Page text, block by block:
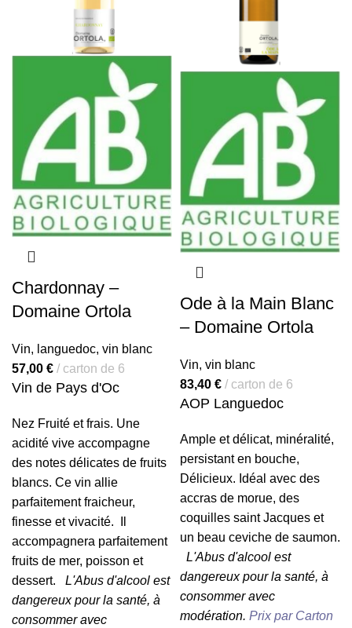
Chardonnay –
Domaine Ortola
Vin, languedoc, vin blanc
57,00 € carton de 6
Vin de Pays d'Oc
Nez Fruité et frais. Une
acidité vive accompagne
des notes délicates de fruits
blancs. Ce vin allie
parfaitement fraicheur,
finesse et vivacité.
accompagnera parfaitement
fruits de mer, poisson et
dessert.
L'Abus d'alcool est
dangereux pour la santé, à
consommer avec
Ode à la Main Blanc
– Domaine Ortola
Vin, vin blanc
83,40 € carton de 6
AOP Languedoc
Ample et délicat, minéralité,
persistant en bouche,
Délicieux. Idéal avec des
accras de morue, des
coquilles saint Jacques et
un beau ceviche de saumon.
L'Abus d'alcool est
dangereux pour la santé, à
consommer avec
modération. Prix par Carton